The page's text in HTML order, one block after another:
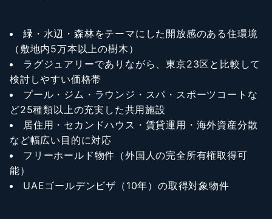
緑・水辺・森林をテーマにした開放感のある住環境
（敷地内5万本以上の樹木）
ラグジュアリーでありながら、東京23区と比較して
検討しやすい価格帯
プール・ジム・ラウンジ・スパ・スポーツコートな
ど25種類以上の充実した共用施設
居住用・セカンドハウス・賃貸運用・海外資産分散
など幅広い目的に対応
フリーホールド物件（外国人の完全所有権取得可
能）
UAEゴールデンビザ（10年）の取得対象物件